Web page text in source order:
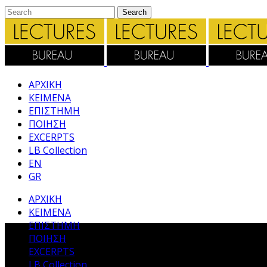
ΑΡΧΙΚΗ
ΚΕΙΜΕΝΑ
ΕΠΙΣΤΗΜΗ
ΠΟΙΗΣΗ
EXCERPTS
LB Collection
EN
GR
ΑΡΧΙΚΗ
ΚΕΙΜΕΝΑ
ΕΠΙΣΤΗΜΗ
ΠΟΙΗΣΗ
EXCERPTS